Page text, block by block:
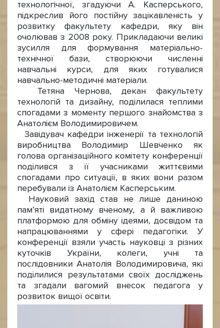
технологічної, згадуючи А.
Касперського,
підкреслив його постійну зацікавленість у
розвитку факультету кафедри, яку він
очолював з 2008 року. Прикладаючи великі
зусилля для формування матеріально-
технічної бази, створюючи численні
навчальні курси, для яких готувалися
навчально-методичні матеріали.
Тетяна Чернова, декан факультету
технологій та дизайну, поділилася теплими
спогадами з моменту першого знайомства з
Анатолієм Володимировичем.
Завідувач кафедри інженерії та технологій
виробництва Володимир Шевченко як
голова організаційного комітету конференції
поділився з її учасниками життєвими
спогадами про ситуації, в яких вони разом
перебували із Анатолієм Касперським.
Науковий захід став не лише даниною
пам’яті видатному вченому, а й важливою
платформою для обміну ідеями, досвідом та
напрацюваннями у сфері педагогіки. У
конференції взяли участь науковці з різних
куточків України, колеги, учні та
послідовники Анатолія Володимировича, які
поділилися результатами своїх досліджень
та згадали вагомий внесок педагога у
розвиток вищої освіти.